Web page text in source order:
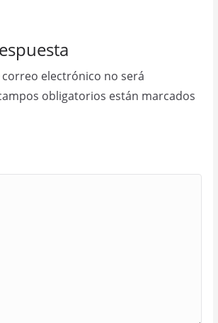
electrónico no será
obligatorios están marcados